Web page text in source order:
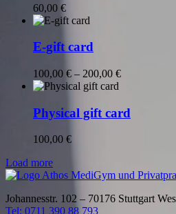
60,00 €
E-gift card
100,00 € – 200,00 €Preisspanne:
200,00 €
Physical gift card
100,00 €
Load more
Johannesstr. 102 – 70176 Stuttgart
Tel: 0711 390 88 793